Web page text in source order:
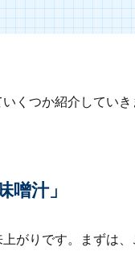
らない低い声を通るよ
通らないというお悩みを抱え
と行えません。「電気工事士」
くつか紹介してい
汁」
がりです。まずは